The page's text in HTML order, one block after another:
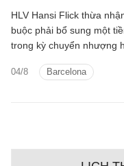
04/8 Barcelona
HLV Hansi Flick thừa
buộc phải bổ sung một
trong kỳ chuyển nhượng
Lewandowski.